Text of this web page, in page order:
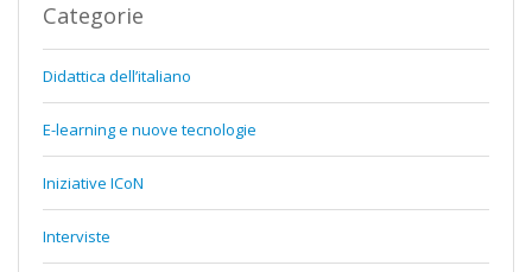
Categorie
Didattica dell’italiano
E-learning e nuove tecnologie
Iniziative ICoN
Interviste